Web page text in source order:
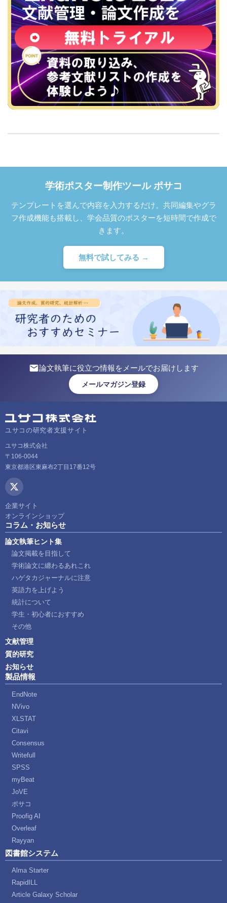
学術ポスター制作ツール ポサコ
テンプレートを選んで内容を入力するだけ。共同編集やグラ
フ作成機能も搭載し、学会品質のポスターを短時間で作成で
きます。
無料で試してみる →
論文執筆に役立つ情報をメールでお届けします
メールマガジン登録
ユサコの研究者支援サイト
ユサコ株式会社
〒106-0044
東京都港区東麻布2丁目17番12号
企業サイト
オンラインショップ
コラム・お知らせ
論文執筆ヒント集
論文掲載を目指して
学術論文に纏わるあれこれ
ハゲタカジャーナルに注意
英語力を上げよう
統計について
学生・初心者におすすめ
その他
文献管理
質的研究
お知らせ
製品情報
EndNote
NVivo
XLSTAT
Citavi
Consensus
Writefull
SPSS
myBeat
JoVE
ポサコ
Proofig AI
Overleaf
Rayyan
図書館システム
Alma Starter
RapidILL
Article Galaxy Scholar